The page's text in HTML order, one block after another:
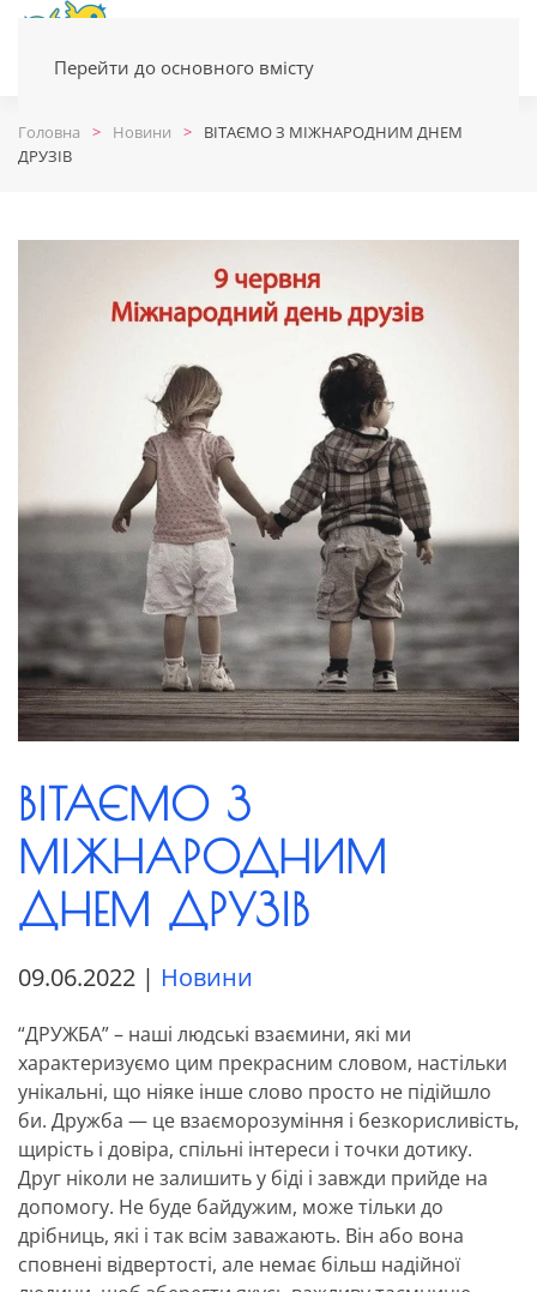
Перейти до основного вмісту
Головна Новини
ВІТАЄМО З МІЖНАРОДНИМ ДНЕМ
ДРУЗІВ
ВІТАЄМО З
МІЖНАРОДНИМ
ДНЕМ ДРУЗІВ
09.06.2022 | Новини
“ДРУЖБА” – наші людські взаємини, які ми
характеризуємо цим прекрасним словом, настільки
унікальні, що ніяке інше слово просто не підійшло
би. Дружба — це взаєморозуміння і безкорисливість,
щирість і довіра, спільні інтереси і точки дотику.
Друг ніколи не залишить у біді і завжди прийде на
допомогу. Не буде байдужим, може тільки до
дрібниць, які і так всім заважають. Він або вона
сповнені відвертості, але немає більш надійної